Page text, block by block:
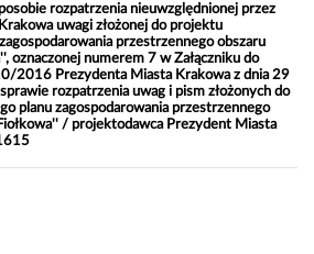
rozpatrzenia nieuwzględnionej przez
uwagi złożonej do projektu
przestrzennego obszaru
oznaczonej numerem 7 w Załączniku do
2016 Prezydenta Miasta Krakowa z dnia 29
rozpatrzenia uwag i pism złożonych do
planu zagospodarowania przestrzennego
/ projektodawca Prezydent Miasta